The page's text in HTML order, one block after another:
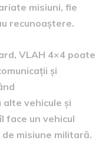
misiuni, fie
recunoaștere.
VLAH 4×4 poate
și
vehicule și
face un vehicul
misiune militară.